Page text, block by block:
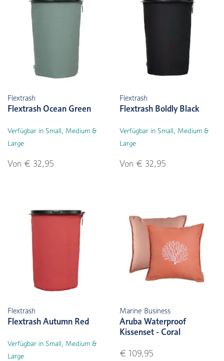
Flextrash
Flextrash Ocean Green
Verfügbar in Small, Medium &
Large
Von € 32,95
Flextrash
Flextrash Boldly Black
Verfügbar in Small, Medium &
Large
Von € 32,95
Flextrash
Flextrash Autumn Red
Verfügbar in Small, Medium &
Large
Marine Business
Aruba Waterproof
Kissenset - Coral
€ 109,95